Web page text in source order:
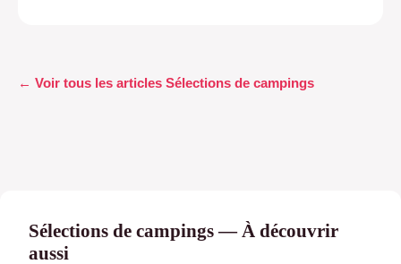
← Voir tous les articles Sélections de campings
Sélections de campings — À découvrir
aussi